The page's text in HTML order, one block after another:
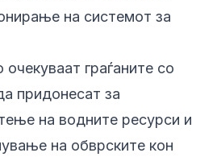
на системот за
граѓаните со
придонесат за
на водните ресурси и
на обврските кон